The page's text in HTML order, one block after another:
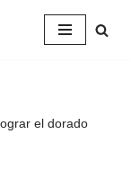
el dorado